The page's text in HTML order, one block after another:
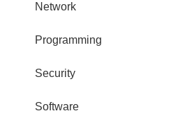
Network
Programming
Security
Software